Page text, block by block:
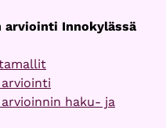
Innokylässä
haku- ja